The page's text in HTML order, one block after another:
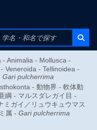
Animalia - Mollusca -
Veneroida - Tellinoidea -
Gari pulcherrima
- 動物界 - 軟体動
綱 - マルスダレガイ目 -
ミガイ／リュウキュウマス
属 - Gari pulcherrima